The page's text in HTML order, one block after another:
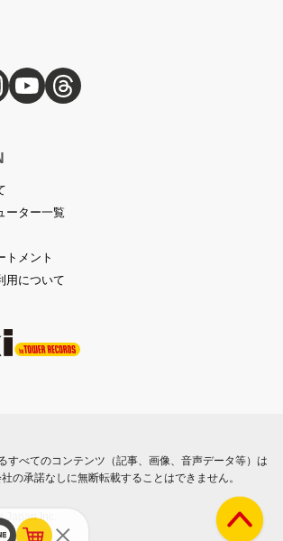
ーター一覧
トメント
用について
すべてのコンテンツ（記事、画像、音声データ等）は
の承諾なしに無断転載することはできません。
Japan Inc.